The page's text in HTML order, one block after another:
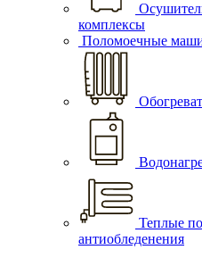
комплексы
Поломоечные
Теплые
антиобледенения